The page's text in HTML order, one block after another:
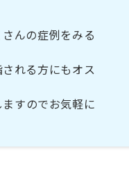
んの症例をみる
れる方にもオス
すのでお気軽に